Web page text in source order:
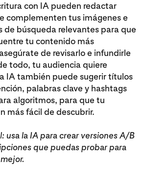
con IA pueden redactar
complementen tus imágenes e
de búsqueda relevantes para que
tu contenido más
de revisarlo e infundirle
todo, tu audiencia quiere
IA también puede sugerir títulos
palabras clave y hashtags
algoritmos, para que tu
más fácil de descubrir.
usa la IA para crear versiones A/B
que puedas probar para